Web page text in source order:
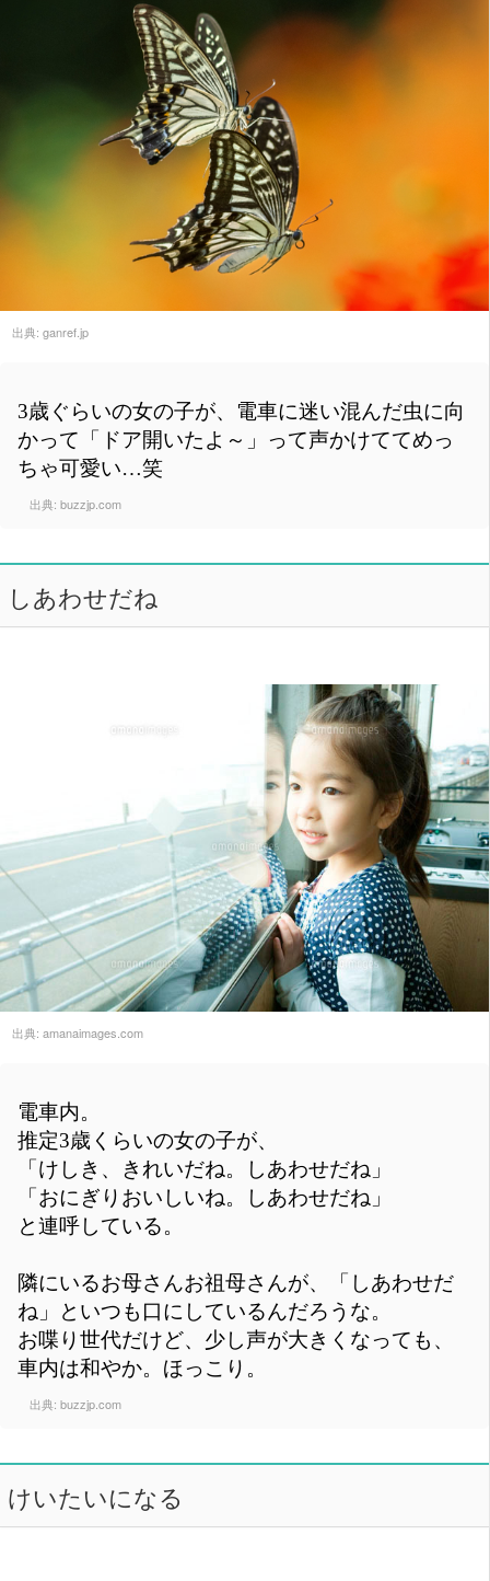
出典: ganref.jp
3歳ぐらいの女の子が、電車に迷い混んだ虫に向
かって「ドア開いたよ～」って声かけててめっ
ちゃ可愛い…笑
出典: buzzjp.com
しあわせだね
出典: amanaimages.com
電車内。
推定3歳くらいの女の子が、
「けしき、きれいだね。しあわせだね」
「おにぎりおいしいね。しあわせだね」
と連呼している。
隣にいるお母さんお祖母さんが、「しあわせだ
ね」といつも口にしているんだろうな。
お喋り世代だけど、少し声が大きくなっても、
車内は和やか。ほっこり。
出典: buzzjp.com
けいたいになる